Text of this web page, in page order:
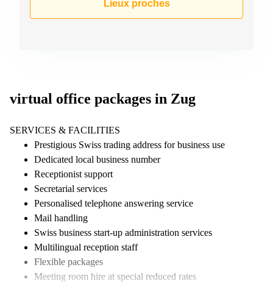
Meyrin
Route
de
7 Nyon
Z. A.
La
Rolle
10 Zürich
Lieux proches
virtual office packages in Zug
SERVICES & FACILITIES
Prestigious Swiss trading address for business use
Dedicated local business number
Receptionist support
Secretarial services
Personalised telephone answering service
Mail handling
Swiss business start-up administration services
Multilingual reception staff
Flexible packages
Meeting room hire at special reduced rates